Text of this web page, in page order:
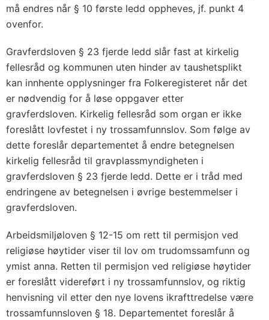
må endres når § 10 første ledd oppheves, jf. punkt 4
ovenfor.
Gravferdsloven § 23 fjerde ledd slår fast at kirkelig
fellesråd og kommunen uten hinder av taushetsplikt
kan innhente opplysninger fra Folkeregisteret når det
er nødvendig for å løse oppgaver etter
gravferdsloven. Kirkelig fellesråd som organ er ikke
foreslått lovfestet i ny trossamfunnslov. Som følge av
dette foreslår departementet å endre betegnelsen
kirkelig fellesråd til gravplassmyndigheten i
gravferdsloven § 23 fjerde ledd. Dette er i tråd med
endringene av betegnelsen i øvrige bestemmelser i
gravferdsloven.
Arbeidsmiljøloven § 12-15 om rett til permisjon ved
religiøse høytider viser til lov om trudomssamfunn og
ymist anna. Retten til permisjon ved religiøse høytider
er foreslått videreført i ny trossamfunnslov, og riktig
henvisning vil etter den nye lovens ikrafttredelse være
trossamfunnsloven § 18. Departementet foreslår å